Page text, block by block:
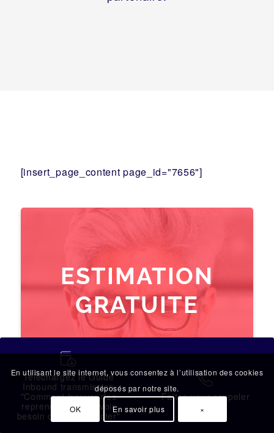
[insert_page_content page_id="7656"]
ESTIMATION
GRATUITE
pour votre
transmission
d'entreprise
蠟
Téléchargez le Guide
Inbound transmission
"Comment trouver des
repreneurs sans avoir
besoin de les contacter"
拉
Faites-vous rappeler
En utilisant le site internet, vous consentez à l’utilisation des cookies
déposés par notre site.
OK En savoir plus ×